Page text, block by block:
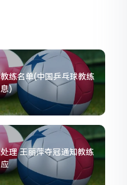
练名单(中国乒乓球教练
)
理 王丽萍夺冠通知教练